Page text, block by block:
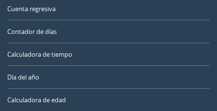
Cuenta regresiva
Contador de días
Calculadora de tiempo
Día del año
Calculadora de edad